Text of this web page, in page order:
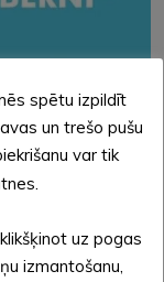
dziedātāji
spētu izpildīt
un trešo pušu
var tik
uz pogas
izmantošanu,